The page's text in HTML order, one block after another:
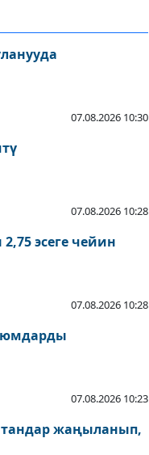
07.08.2026 10:30
07.08.2026 10:28
эсеге чейин
07.08.2026 10:28
07.08.2026 10:23
жаңыланып,